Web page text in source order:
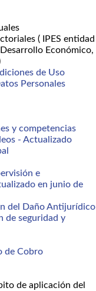
( IPES entidad
Económico,
de Uso
Personales
y competencias
- Actualizado
e
en junio de
del Daño Antijurídico
de seguridad y
de Cobro
de aplicación del